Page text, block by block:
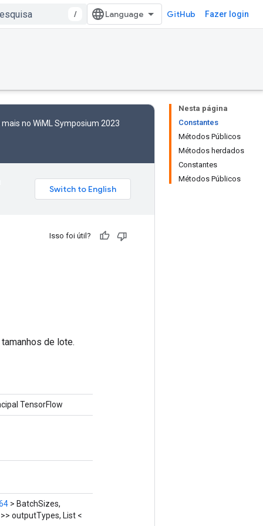
/ GitHub Fazer login
Nesta página
Constantes
Métodos Públicos
Métodos herdados
Constantes
Métodos Públicos
no WiML Symposium 2023
Isso foi útil?
de lote.
TensorFlow
> BatchSizes,
>> outputTypes, List <